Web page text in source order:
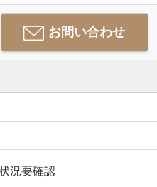
お問い合わせ
況要確認